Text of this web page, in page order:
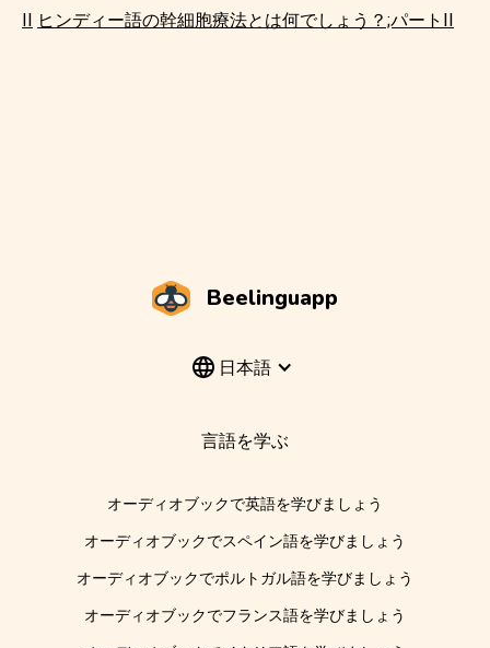
II ヒンディー語の幹細胞療法とは何でしょう？;パートII
Beelinguapp
日本語
言語を学ぶ
オーディオブックで英語を学びましょう
オーディオブックでスペイン語を学びましょう
オーディオブックでポルトガル語を学びましょう
オーディオブックでフランス語を学びましょう